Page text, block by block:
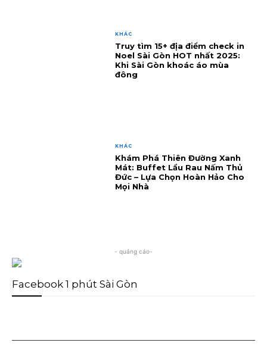
KHÁC
Truy tìm 15+ địa điểm check in
Noel Sài Gòn HOT nhất 2025:
Khi Sài Gòn khoác áo mùa
đông
KHÁC
Khám Phá Thiên Đường Xanh
Mát: Buffet Lẩu Rau Nấm Thủ
Đức – Lựa Chọn Hoàn Hảo Cho
Mọi Nhà
- quảng cáo-
Facebook 1 phút Sài Gòn